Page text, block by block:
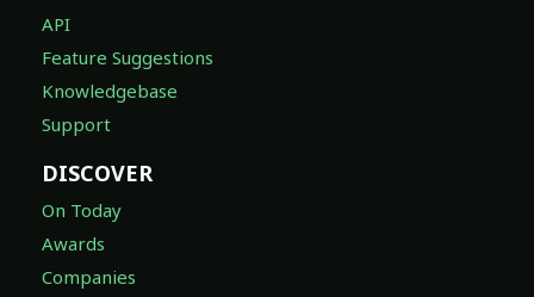
API
Feature Suggestions
Knowledgebase
Support
DISCOVER
On Today
Awards
Companies